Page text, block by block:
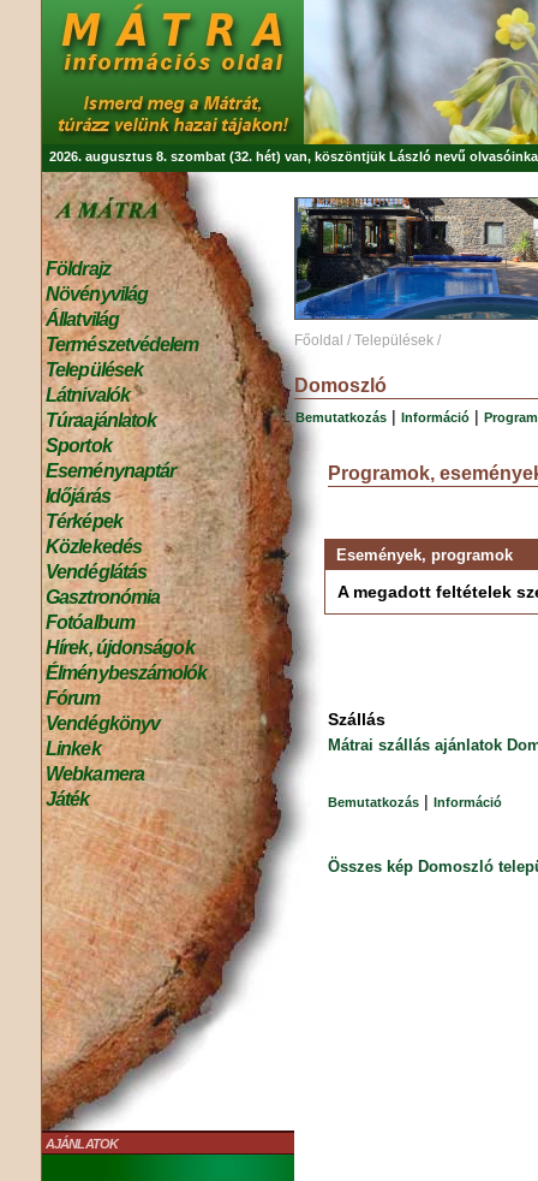
2026. augusztus 8. szombat (32. hét) van, köszöntjük László nevű
Földrajz
Növényvilág
Állatvilág
Természetvédelem
Települések
Látnivalók
Túraajánlatok
Sportok
Eseménynaptár
Időjárás
Térképek
Közlekedés
Vendéglátás
Gasztronómia
Fotóalbum
Hírek, újdonságok
Élménybeszámolók
Fórum
Vendégkönyv
Linkek
Webkamera
Játék
AJÁNLATOK
Főoldal / Települések /
Domoszló
Bemutatkozás | Információ |
Programok,
Események, programok
A megadott feltételek
Szállás
Mátrai szállás ajánlatok
Bemutatkozás | Információ
Összes kép Domoszló